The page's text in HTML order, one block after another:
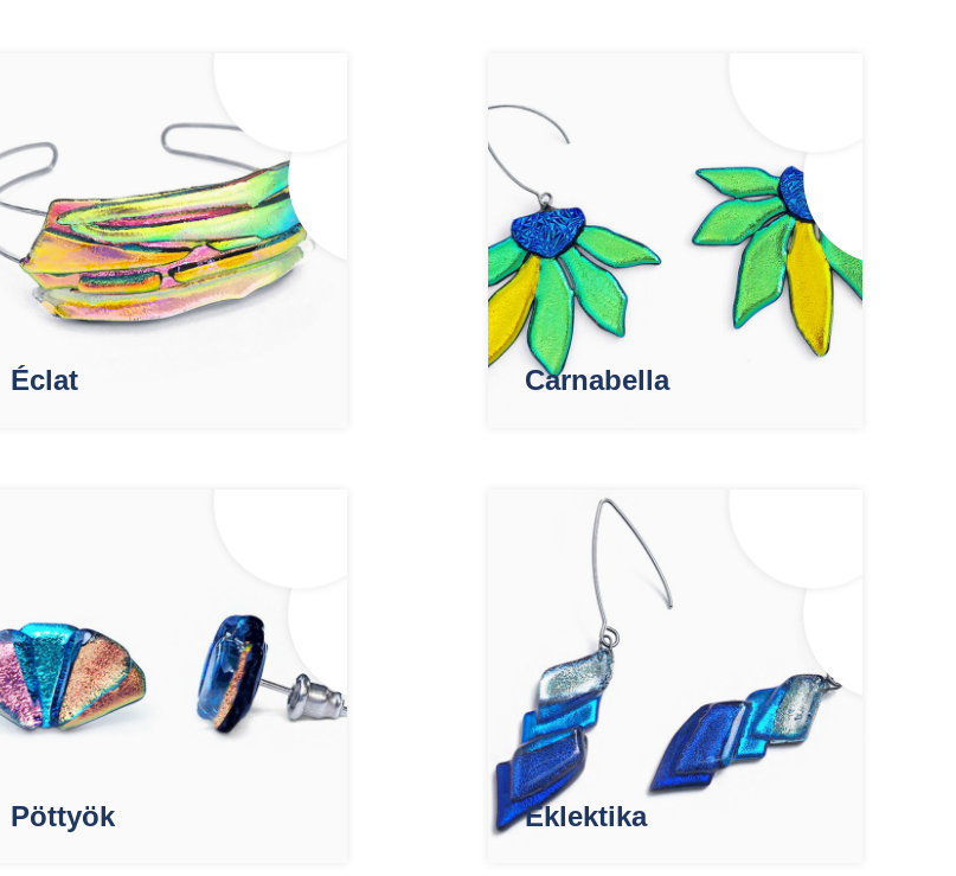
Éclat Carnabella
Pöttyök Eklektika